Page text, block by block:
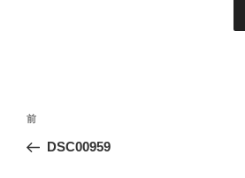
投
ナ
前
の
前
DSC00959